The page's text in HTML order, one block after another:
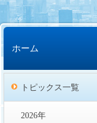
ホーム
トピックス一覧
2026年